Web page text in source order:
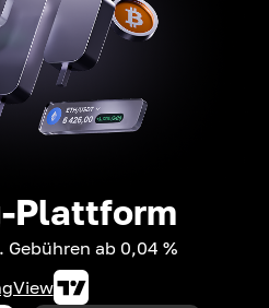
Plattform
ab 0,04 %